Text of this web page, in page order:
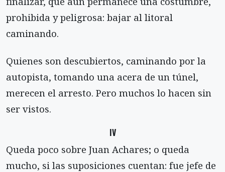
prohibida y peligrosa: bajar al litoral
caminando.
Quienes son descubiertos, caminando por la
autopista, tomando una acera de un túnel,
merecen el arresto. Pero muchos lo hacen sin
ser vistos.
IV
Queda poco sobre Juan Achares; o queda
mucho, si las suposiciones cuentan: fue jefe de